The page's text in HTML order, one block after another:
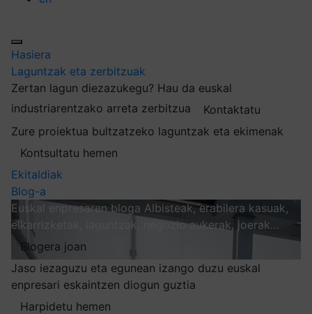
Hasiera
Laguntzak eta zerbitzuak
Zertan lagun diezazukegu? Hau da euskal
industriarentzako arreta zerbitzua
Kontaktatu
Zure proiektua bultzatzeko laguntzak eta ekimenak
Kontsultatu hemen
Ekitaldiak
Blog-a
Euskal enpresaren bloga Albisteak, erabilera kasuak,
elkarrizketak, laguntzak, negozio aukerak, joerak…
Blogera joan
Jaso iezaguzu eta egunean izango duzu euskal
enpresari eskaintzen diogun guztia
Harpidetu hemen